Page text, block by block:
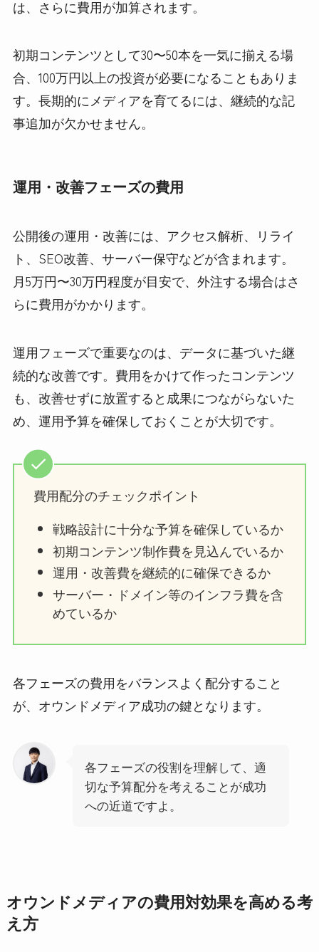
は、さらに費用が加算されます。
初期コンテンツとして30〜50本を一気に揃える場
合、100万円以上の投資が必要になることもありま
す。長期的にメディアを育てるには、継続的な記
事追加が欠かせません。
運用・改善フェーズの費用
公開後の運用・改善には、アクセス解析、リライ
ト、SEO改善、サーバー保守などが含まれます。
月5万円〜30万円程度が目安で、外注する場合はさ
らに費用がかかります。
運用フェーズで重要なのは、データに基づいた継
続的な改善です。費用をかけて作ったコンテンツ
も、改善せずに放置すると成果につながらないた
め、運用予算を確保しておくことが大切です。
費用配分のチェックポイント
戦略設計に十分な予算を確保しているか
初期コンテンツ制作費を見込んでいるか
運用・改善費を継続的に確保できるか
サーバー・ドメイン等のインフラ費を含
めているか
各フェーズの費用をバランスよく配分すること
が、オウンドメディア成功の鍵となります。
各フェーズの役割を理解して、適
切な予算配分を考えることが成功
への近道ですよ。
オウンドメディアの費用対効果を高める考
え方